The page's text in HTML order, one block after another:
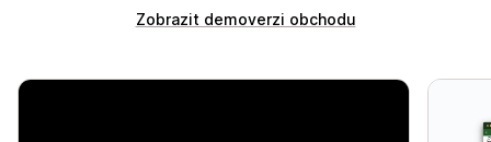
Zobrazit demoverzi obchodu